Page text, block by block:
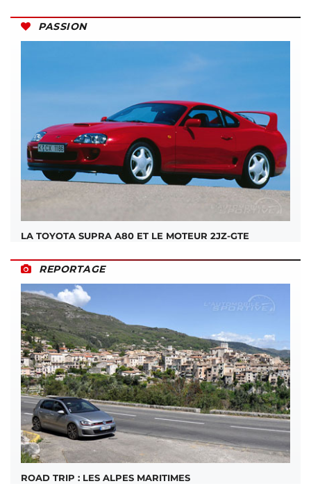
PASSION
LA TOYOTA SUPRA A80 ET LE MOTEUR 2JZ-GTE
REPORTAGE
ROAD TRIP : LES ALPES MARITIMES